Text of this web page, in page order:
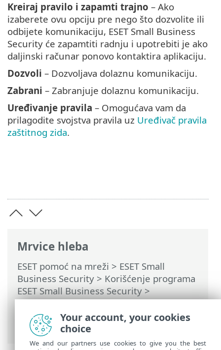
Mrvice hleba
ESET pomoć na mreži > ESET Small
Business Security > Korišćenje programa
ESET Small Business Security>
Podešavanje>Mrežna zaštita> Prozori
dijaloga – Zaštita mreže > Dolazna
komunikacija
Kreiraj pravilo i zapamti trajno – Ako
izaberete ovu opciju pre nego što dozvolite ili
odbijete komunikaciju, ESET Small Business
Security će zapamtiti radnju i upotrebiti je ako
daljinski računar ponovo kontaktira aplikaciju.
Dozvoli – Dozvoljava dolaznu komunikaciju.
Zabrani – Zabranjuje dolaznu komunikaciju.
Uređivanje pravila – Omogućava vam da
prilagodite svojstva pravila uz Uređivač pravila
zaštitnog zida.
Your account, your cookies
choice
We and our partners use cookies to give you the best